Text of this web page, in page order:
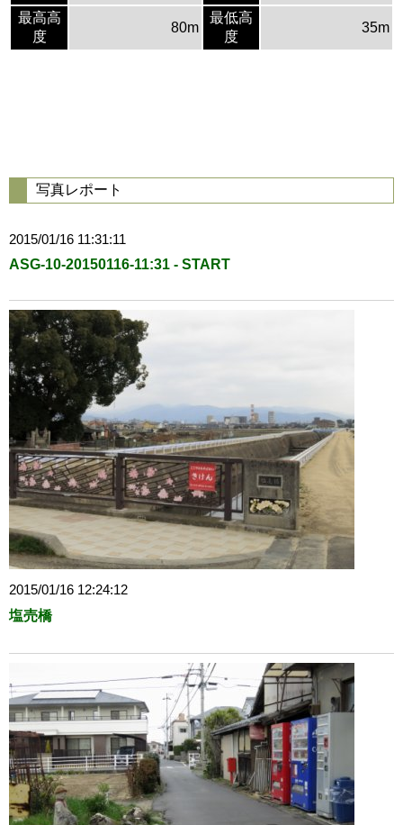
最高高
度
80m
最低高
度
35m
写真レポート
2015/01/16 11:31:11
ASG-10-20150116-11:31 - START
2015/01/16 12:24:12
塩売橋